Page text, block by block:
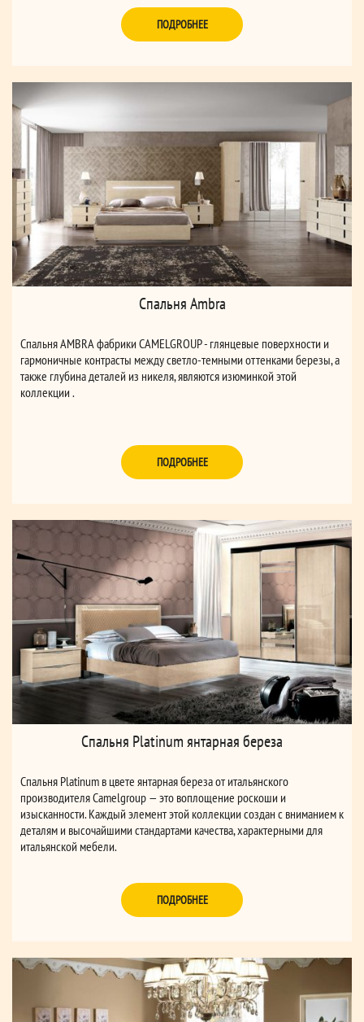
ПОДРОБНЕЕ
Спальня Ambra
Спальня AMBRA фабрики СAMELGROUP - глянцевые поверхности и
гармоничные контрасты между светло-темными оттенками березы, а
также глубина деталей из никеля, являются изюминкой этой
коллекции .
ПОДРОБНЕЕ
Спальня Platinum янтарная береза
Спальня Platinum в цвете янтарная береза от итальянского
производителя Camelgroup — это воплощение роскоши и
изысканности. Каждый элемент этой коллекции создан с вниманием к
деталям и высочайшими стандартами качества, характерными для
итальянской мебели.
ПОДРОБНЕЕ